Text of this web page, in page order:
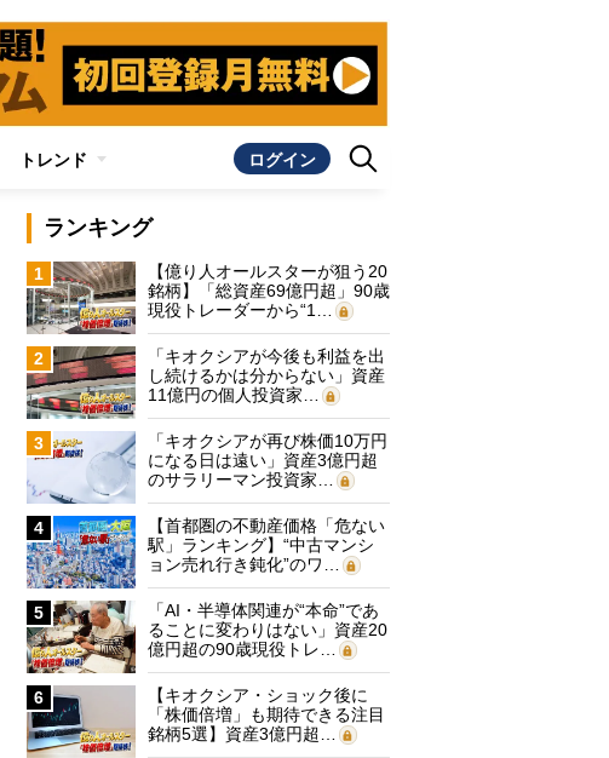
トレンド ログイン
ランキング
1
【億り人オールスターが狙う20
銘柄】「総資産69億円超」90歳
現役トレーダーから“1…
2
「キオクシアが今後も利益を出
し続けるかは分からない」資産
11億円の個人投資家…
3
「キオクシアが再び株価10万円
になる日は遠い」資産3億円超
のサラリーマン投資家…
4
【首都圏の不動産価格「危ない
駅」ランキング】“中古マンシ
ョン売れ行き鈍化”のワ…
5
「AI・半導体関連が“本命”であ
ることに変わりはない」資産20
億円超の90歳現役トレ…
6
【キオクシア・ショック後に
「株価倍増」も期待できる注目
銘柄5選】資産3億円超…